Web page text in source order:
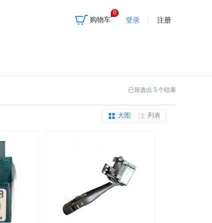
登录 注册
购物车
0
已筛选出 5 个结果
大图 列表